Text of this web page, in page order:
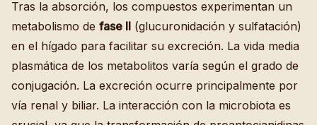
Tras la absorción, los compuestos experimentan un
metabolismo de fase II (glucuronidación y sulfatación)
en el hígado para facilitar su excreción. La vida media
plasmática de los metabolitos varía según el grado de
conjugación. La excreción ocurre principalmente por
vía renal y biliar. La interacción con la microbiota es